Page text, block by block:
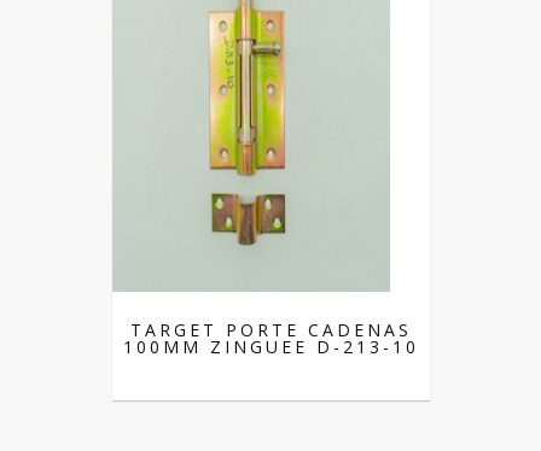
TARGET PORTE CADENAS
100MM ZINGUEE D-213-10